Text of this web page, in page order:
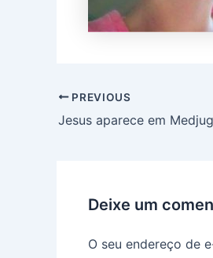
PREVIOUS
Deixe um
O seu endereço de